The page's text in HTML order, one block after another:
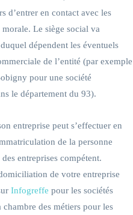
d’entrer en contact avec les
morale. Le siège social va
dépendent les éventuels
de l’entité (par exemple
pour une société
le département du 93).
entreprise peut s’effectuer en
de la personne
entreprises compétent.
de votre entreprise
Infogreffe pour les sociétés
des métiers pour les